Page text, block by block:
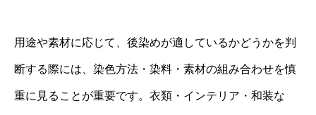
用途や素材に応じて、後染めが適しているかどうかを判
断する際には、染色方法・染料・素材の組み合わせを慎
重に見ることが重要です。衣類・インテリア・和装な